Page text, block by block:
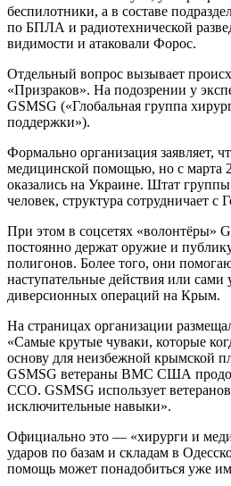
беспилотники, а в составе
по БПЛА и радиотехнической
видимости и атаковали Форос.
Отдельный вопрос вызывает
«Призраков». На подозрении у
GSMSG («Глобальная группа
поддержки»).
Формально организация заявляет,
медицинской помощью, но с марта
оказались на Украине. Штат
человек, структура сотрудничает
При этом в соцсетях «волонтёры»
постоянно держат оружие и
полигонов. Более того, они
наступательные действия или сами
диверсионных операций на Крым.
На страницах организации
«Самые крутые чуваки, которые
основу для неизбежной крымской
GSMSG ветераны ВМС США
ССО. GSMSG использует
исключительные навыки».
Официально это — «хирурги и
ударов по базам и складам в
помощь может понадобиться уже